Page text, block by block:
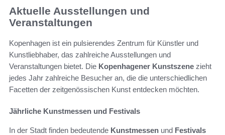
Aktuelle Ausstellungen und
Veranstaltungen
Kopenhagen ist ein pulsierendes Zentrum für Künstler und
Kunstliebhaber, das zahlreiche Ausstellungen und
Veranstaltungen bietet. Die Kopenhagener Kunstszene zieht
jedes Jahr zahlreiche Besucher an, die die unterschiedlichen
Facetten der zeitgenössischen Kunst entdecken möchten.
Jährliche Kunstmessen und Festivals
In der Stadt finden bedeutende Kunstmessen und Festivals